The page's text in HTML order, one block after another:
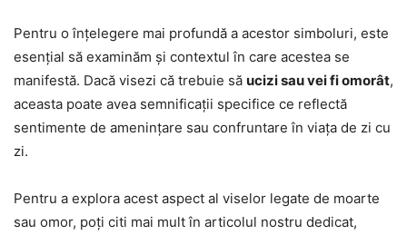
Pentru o înțelegere mai profundă a acestor simboluri, este
esențial să examinăm și contextul în care acestea se
manifestă. Dacă visezi că trebuie să ucizi sau vei fi omorât,
aceasta poate avea semnificații specifice ce reflectă
sentimente de amenințare sau confruntare în viața de zi cu
zi.
Pentru a explora acest aspect al viselor legate de moarte
sau omor, poți citi mai mult în articolul nostru dedicat,